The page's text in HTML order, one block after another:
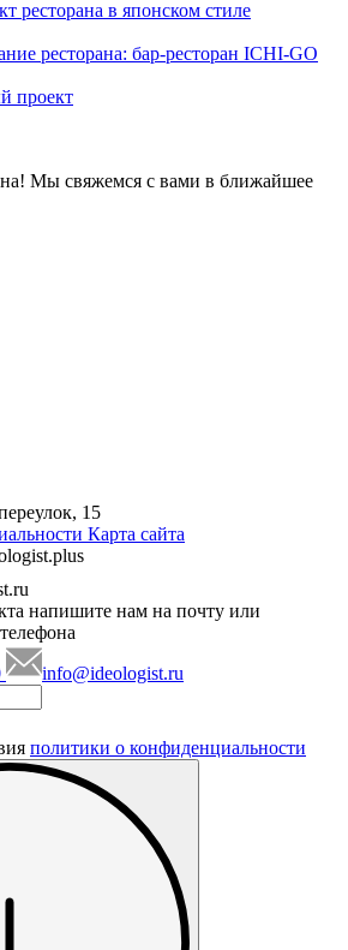
ресторана: бар-ресторан ICHI-GO
проект
Мы свяжемся с вами в ближайшее
15
Карта сайта
напишите нам на почту или
info@ideologist.ru
политики о конфиденциальности